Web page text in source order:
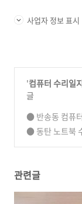
사업자 정보 표시
'컴퓨터 수리일
글
● 반송동 컴퓨
나루한화우림
● 동탄 노트북
관련글